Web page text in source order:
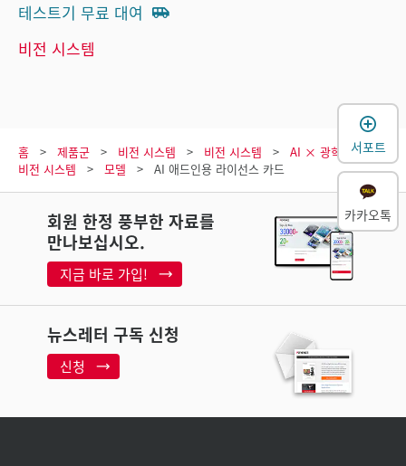
테스트기 무료 대여
비전 시스템
홈 제품군 비전 시스템 비전 시스템
AI × 광학 줌 탑재
비전 시스템
모델 AI 애드인용 라이선스 카드
회원 한정 풍부한 자료를
만나보십시오.
지금 바로 가입!
뉴스레터 구독 신청
신청
서포트
카카오톡